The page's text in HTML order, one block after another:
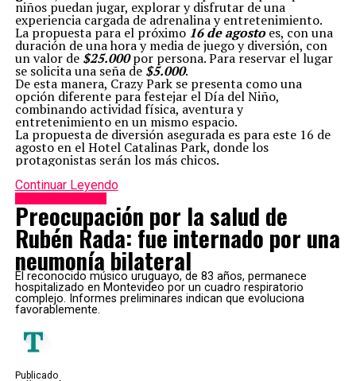
niños puedan jugar, explorar y disfrutar de una
experiencia cargada de adrenalina y entretenimiento.
La propuesta para el próximo16 de agosto es, con una
duración de una hora y media de juego y diversión, con
un valor de $25.000por persona. Para reservar el lugar
se solicita una seña de $5.000.
De esta manera, Crazy Park se presenta como una
opción diferente para festejar el Día del Niño,
combinando actividad física, aventura y
entretenimiento en un mismo espacio.
La propuesta de diversión asegurada es para este 16 de
agosto en el Hotel Catalinas Park, donde los
protagonistas serán los más chicos.
Continuar Leyendo
Preocupación por la salud de
Rubén Rada: fue internado por una
neumonía bilateral
El reconocido músico uruguayo, de 83 años, permanece
hospitalizado en Montevideo por un cuadro respiratorio
complejo. Informes preliminares indican que evoluciona
favorablemente.
Publicado